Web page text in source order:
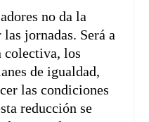
no da la
jornadas. Será a
colectiva, los
de igualdad,
las condiciones
reducción se